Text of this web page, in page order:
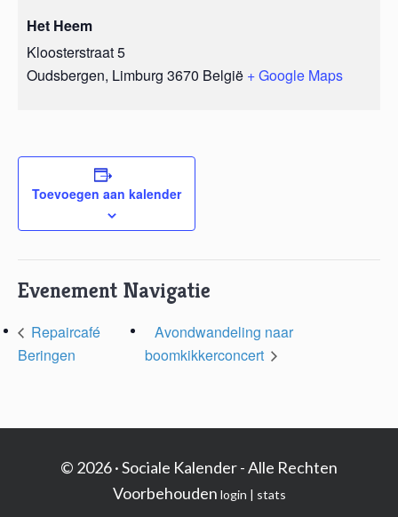
Het Heem
Kloosterstraat 5
Oudsbergen, Limburg 3670 België + Google Maps
Toevoegen aan kalender
Evenement Navigatie
Repaircafé
Beringen
Avondwandeling naar
boomkikkerconcert
© 2026 · Sociale Kalender - Alle Rechten
Voorbehouden login | stats